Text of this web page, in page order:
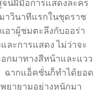
น์ฝีมือการแสดงละคร
าวินาทีแรกในชุดราช
อาผู้ชมตะลึงกับออร่า
ละการแสดง ไม่ว่าจะ
กมาทางสีหน้าและแวว
ฉากแอ็คชั่นก็ทำได้ยอด
ยายามอย่างหนักมา